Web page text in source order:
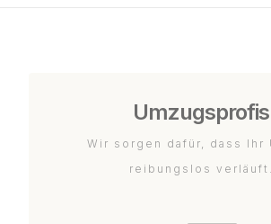
Umzugsprofis
Wir sorgen dafür, dass Ihr
reibungslos verläuft.